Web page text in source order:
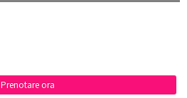
Prenotare ora